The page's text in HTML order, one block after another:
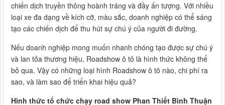
chiến dịch truyền thông hoành tráng và đầy ấn tượng. Với nhiều
loại xe đa dạng về kích cỡ, màu sắc, doanh nghiệp có thể sáng
tạo các chiến dịch để thu hút sự chú ý của người đi đường.
Nếu doanh nghiệp mong muốn nhanh chóng tạo được sự chú ý
và lan tỏa thương hiệu, Roadshow ô tô là hình thức không thể
bỏ qua. Vậy có những loại hình Roadshow ô tô nào, chi phí ra
sao, và làm sao để triển khai hiệu quả?
Hình thức tổ chức chạy road show Phan Thiết Bình Thuận